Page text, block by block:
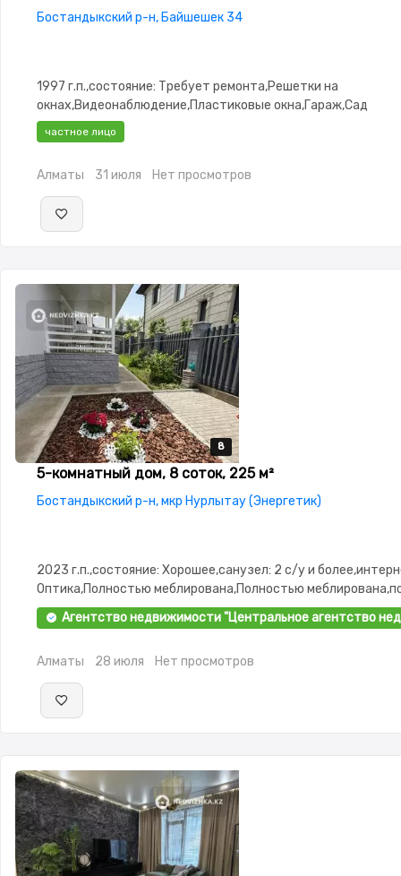
Бостандыкский р-н, Байшешек 34
1997 г.п.,состояние: Требует ремонта,Решетки на
окнах,Видеонаблюдение,Пластиковые окна,Гараж,Сад
частное лицо
Алматы 31 июля Нет просмотров
8
8
8
8
8
5-комнатный дом, 8 соток, 225 м²
Бостандыкский р-н, мкр Нурлытау (Энергетик)
2023 г.п.,состояние: Хорошее,санузел: 2 с/у и
Оптика,Полностью меблирована,Полностью
3.0,Сигнализация,Видеонаблюдение
Агентство недвижимости "Центральное агентство
Алматы 28 июля Нет просмотров